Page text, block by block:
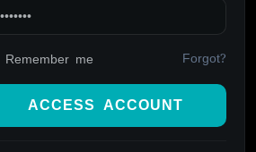
Remember me Forgot?
ACCESS ACCOUNT